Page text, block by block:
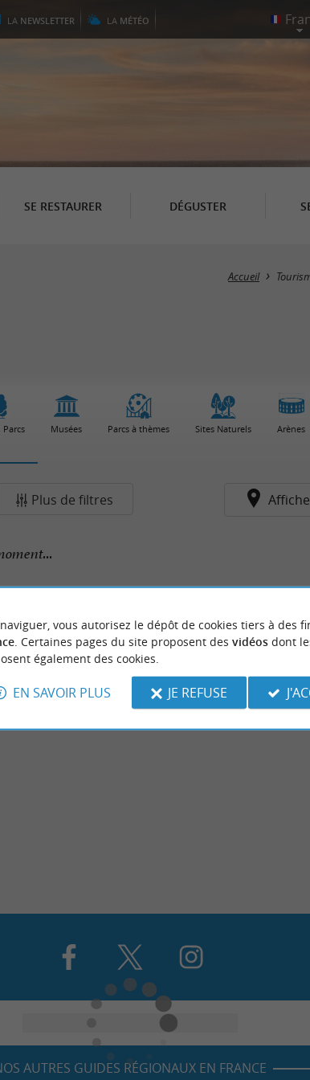
LA NEWSLETTER LA MÉTÉO
SE RESTAURER DÉGUSTER
Accueil
Parcs Musées Parcs à thèmes Sites Naturels Arènes
Plus de filtres
AUTRES GUIDES RÉGIONAUX EN FRANCE
vous autorisez le dépôt de cookies tiers à des
. Certaines pages du site proposent des vidéosdont
également des cookies.
EN SAVOIR PLUS JE REFUSE